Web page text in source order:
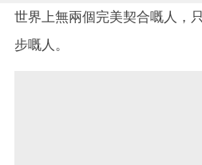
世界上無兩個完美契合嘅人，
步嘅人。